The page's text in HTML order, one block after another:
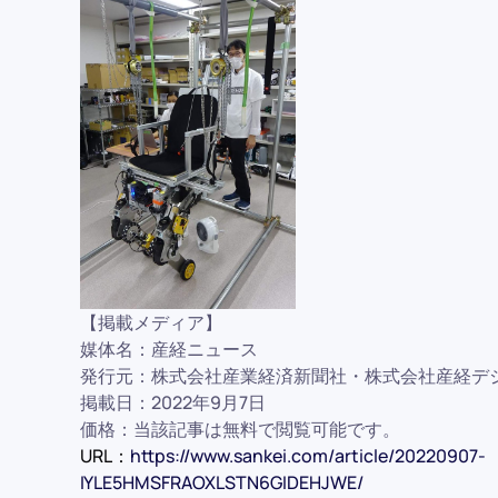
【掲載メディア】
媒体名：産経ニュース
発行元：株式会社産業経済新聞社・株式会社産経デ
掲載日：2022年9月7日
価格：当該記事は無料で閲覧可能です。
URL： https://www.sankei.com/article/20220907-
IYLE5HMSFRAOXLSTN6GIDEHJWE/